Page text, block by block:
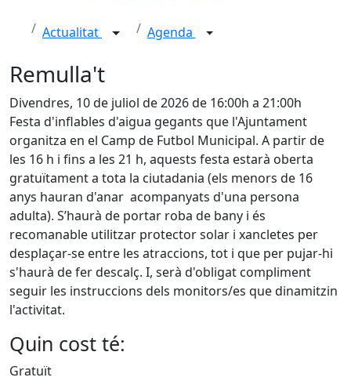
Actualitat Agenda
Remulla't
Divendres, 10 de juliol de 2026 de 16:00h a 21:00h
Festa d'inflables d'aigua gegants que l'Ajuntament
organitza en el Camp de Futbol Municipal. A partir de
les 16 h i fins a les 21 h, aquests festa estarà oberta
gratuïtament a tota la ciutadania (els menors de 16
anys hauran d'anar acompanyats d'una persona
adulta). S’haurà de portar roba de bany i és
recomanable utilitzar protector solar i xancletes per
desplaçar-se entre les atraccions, tot i que per pujar-hi
s'haurà de fer descalç. I, serà d'obligat compliment
seguir les instruccions dels monitors/es que dinamitzin
l'activitat.
Quin cost té:
Gratuït